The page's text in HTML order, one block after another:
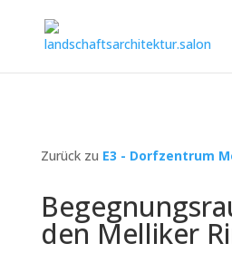
Zurück zu E3 - Dorfzentrum
den Melliker